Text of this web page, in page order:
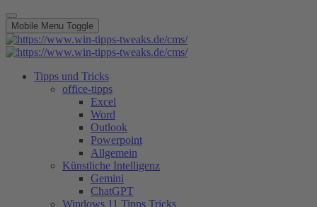
Mobile Menu Toggle
Tipps und Tricks
office-tipps
Excel
Word
Outlook
Powerpoint
Allgemein
Künstliche Intelligenz
Gemini
ChatGPT
Windows 11 Tipps Tricks